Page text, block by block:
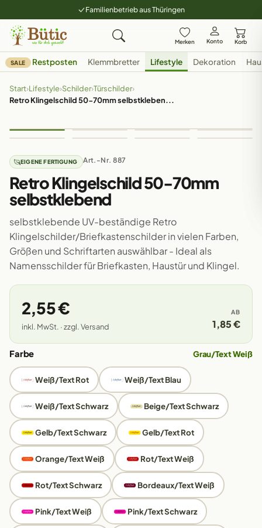
Familienbetrieb aus Thüringen
Merken Konto Korb
SALE Restposten Klemmbretter Lifestyle Dekoration
Start›Lifestyle›Schilder›Türschilder›
Retro Klingelschild 50-70mm selbstkleben...
EIGENE FERTIGUNG Art.-Nr. 887
Retro Klingelschild 50-70mm
selbstklebend
selbstklebende UV-beständige Retro
Klingelschilder/Briefkastenschilder in vielen Farben,
Größen und Schriftarten auswählbar - Ideal als
Namensschilder für Briefkasten, Haustür und Klingel.
2,55 €
inkl. MwSt. · zzgl. Versand
AB
1,85 €
Farbe Grau/Text Weiß
Weiß/Text Rot Weiß/Text Blau
Weiß/Text Schwarz Beige/Text Schwarz
Gelb/Text Schwarz Gelb/Text Rot
Orange/Text Weiß Rot/Text Weiß
Rot/Text Schwarz Bordeaux/Text Weiß
Pink/Text Weiß Pink/Text Schwarz